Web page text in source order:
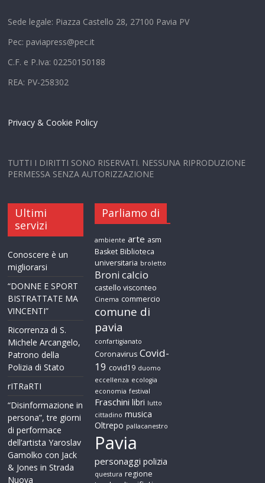
Sede legale: Piazza Castello 28, 27100 Pavia PV
Pec: paviapress@pec.it
C.F. e P.Iva: 02250150188
REA: PV-258302
Privacy & Cookie Policy
TUTTI I DIRITTI SONO RISERVATI. NESSUNA RIPRODUZIONE
PERMESSA SENZA AUTORIZZAZIONE
Ultimi
servizi
Conoscere è un
migliorarsi
“DONNE E SPORT
BISTRATTATE MA
VINCENTI”
Ricorrenza di S.
Michele Arcangelo,
Patrono della
Polizia di Stato
rITRaRTI
“Disinformazione in
persona”, tre giorni
di performace
dell’artista Yaroslav
Gamolko con Jack
& Jones in Strada
Nuova
Parliamo di
ambiente arte asm
Basket Biblioteca
universitaria broletto
Broni calcio
castello visconteo
Cinema commercio
comune di
pavia
confartigianato
Coronavirus Covid-
19 covid19 duomo
eccellenza ecologia
economia festival
Fraschini libri lutto
cittadino musica
Oltrepo pallacanestro
Pavia
personaggi polizia
questura regione